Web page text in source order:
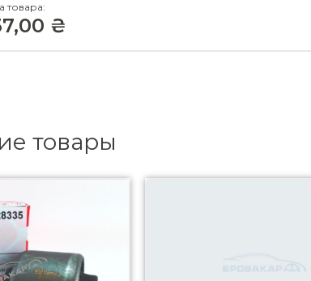
товара:
₴
товары